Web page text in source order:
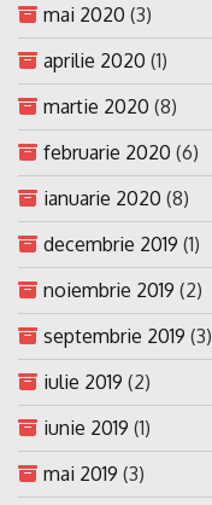
mai 2020 (3)
aprilie 2020 (1)
martie 2020 (8)
februarie 2020 (6)
ianuarie 2020 (8)
decembrie 2019 (1)
noiembrie 2019 (2)
septembrie 2019 (3)
iulie 2019 (2)
iunie 2019 (1)
mai 2019 (3)